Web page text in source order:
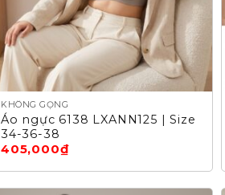
KHÔNG GỌNG
Áo ngực 6138 LXANN125 | Size
34-36-38
405,000₫